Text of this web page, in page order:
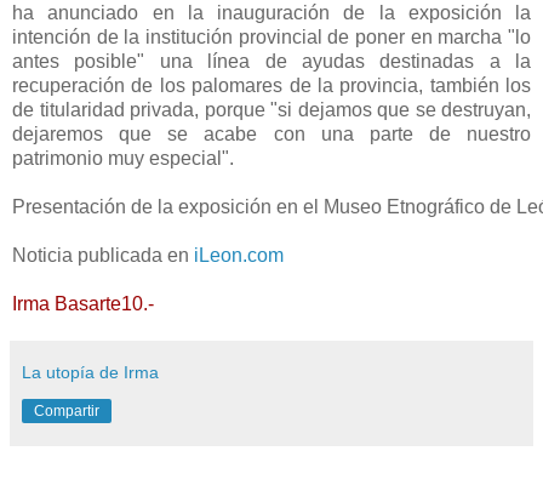
ha anunciado en la inauguración de la exposición la
intención de la institución provincial de poner en marcha "lo
antes posible" una línea de ayudas destinadas a la
recuperación de los palomares de la provincia, también los
de titularidad privada, porque "si dejamos que se destruyan,
dejaremos que se acabe con una parte de nuestro
patrimonio muy especial".
Presentación de la exposición en el Museo Etnográfico de
Noticia publicada en iLeon.com
Irma Basarte10.-
La utopía de Irma
Compartir